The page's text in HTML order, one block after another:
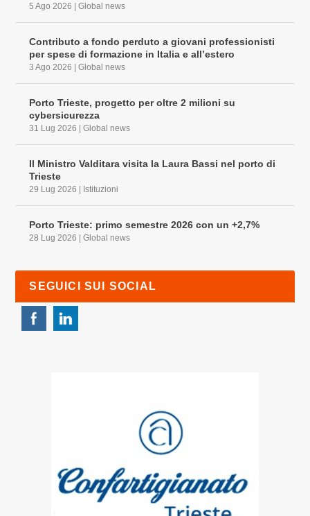
5 Ago 2026 |Global news
Contributo a fondo perduto a giovani professionisti
per spese di formazione in Italia e all’estero
3 Ago 2026 |Global news
Porto Trieste, progetto per oltre 2 milioni su
cybersicurezza
31 Lug 2026 |Global news
Il Ministro Valditara visita la Laura Bassi nel porto di
Trieste
29 Lug 2026 Istituzioni
Porto Trieste: primo semestre 2026 con un +2,7%
28 Lug 2026 |Global news
SEGUICI SUI SOCIAL